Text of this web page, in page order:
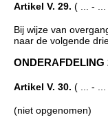
Artikel V. 29. ( ... - ...
Bij wijze van
naar de volgende
ONDERAFDELING
Artikel V. 30. ( ... - ...
(niet opgenomen)